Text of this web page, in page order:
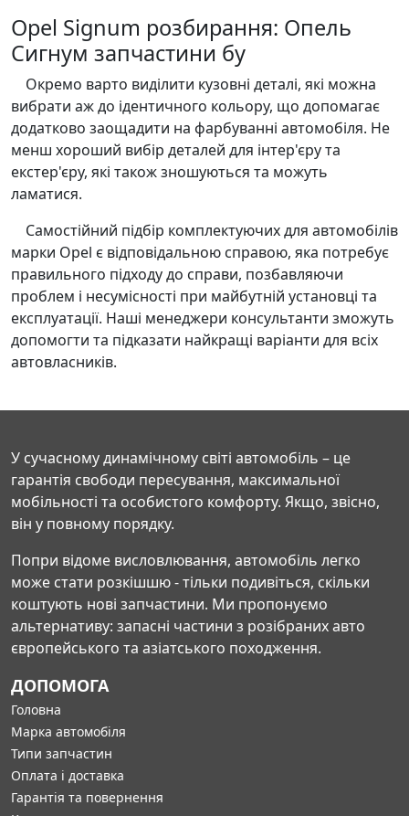
Opel Signum розбирання: Опель
Сигнум запчастини бу
Окремо варто виділити кузовні деталі, які можна
вибрати аж до ідентичного кольору, що допомагає
додатково заощадити на фарбуванні автомобіля. Не
менш хороший вибір деталей для інтер'єру та
екстер'єру, які також зношуються та можуть
ламатися.
Самостійний підбір комплектуючих для автомобілів
марки Opel є відповідальною справою, яка потребує
правильного підходу до справи, позбавляючи
проблем і несумісності при майбутній установці та
експлуатації. Наші менеджери консультанти зможуть
допомогти та підказати найкращі варіанти для всіх
автовласників.
У сучасному динамічному світі автомобіль – це
гарантія свободи пересування, максимальної
мобільності та особистого комфорту. Якщо, звісно,
він у повному порядку.
Попри відоме висловлювання, автомобіль легко
може стати розкішшю - тільки подивіться, скільки
коштують нові запчастини. Ми пропонуємо
альтернативу: запасні частини з розібраних авто
європейського та азіатського походження.
ДОПОМОГА
Головна
Марка автомобіля
Типи запчастин
Оплата і доставка
Гарантія та повернення